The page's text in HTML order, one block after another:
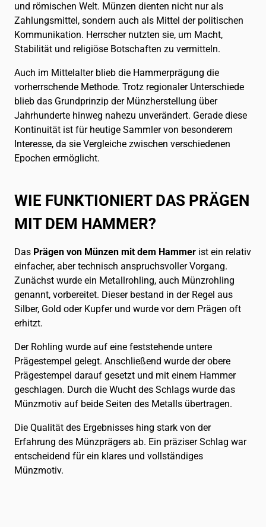
und römischen Welt. Münzen dienten nicht nur als
Zahlungsmittel, sondern auch als Mittel der politischen
Kommunikation. Herrscher nutzten sie, um Macht,
Stabilität und religiöse Botschaften zu vermitteln.
Auch im Mittelalter blieb die Hammerprägung die
vorherrschende Methode. Trotz regionaler Unterschiede
blieb das Grundprinzip der Münzherstellung über
Jahrhunderte hinweg nahezu unverändert. Gerade diese
Kontinuität ist für heutige Sammler von besonderem
Interesse, da sie Vergleiche zwischen verschiedenen
Epochen ermöglicht.
WIE FUNKTIONIERT DAS PRÄGEN
MIT DEM HAMMER?
Das Prägen von Münzen mit dem Hammer ist ein relativ
einfacher, aber technisch anspruchsvoller Vorgang.
Zunächst wurde ein Metallrohling, auch Münzrohling
genannt, vorbereitet. Dieser bestand in der Regel aus
Silber, Gold oder Kupfer und wurde vor dem Prägen oft
erhitzt.
Der Rohling wurde auf eine feststehende untere
Prägestempel gelegt. Anschließend wurde der obere
Prägestempel darauf gesetzt und mit einem Hammer
geschlagen. Durch die Wucht des Schlags wurde das
Münzmotiv auf beide Seiten des Metalls übertragen.
Die Qualität des Ergebnisses hing stark von der
Erfahrung des Münzprägers ab. Ein präziser Schlag war
entscheidend für ein klares und vollständiges
Münzmotiv.